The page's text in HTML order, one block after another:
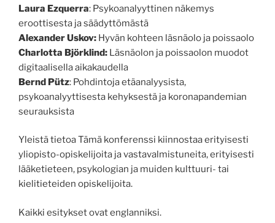
Laura Ezquerra: Psykoanalyyttinen näkemys
eroottisesta ja säädyttömästä
Alexander Uskov: Hyvän kohteen läsnäolo ja poissaolo
Charlotta Björklind: Läsnäolon ja poissaolon muodot
digitaalisella aikakaudella
Bernd Pütz: Pohdintoja etäanalyysista,
psykoanalyyttisesta kehyksestä ja koronapandemian
seurauksista
Yleistä tietoa Tämä konferenssi kiinnostaa erityisesti
yliopisto-opiskelijoita ja vastavalmistuneita, erityisesti
lääketieteen, psykologian ja muiden kulttuuri- tai
kielitieteiden opiskelijoita.
Kaikki esitykset ovat englanniksi.